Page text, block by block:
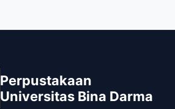
Perpustakaan
Universitas Bina Darma